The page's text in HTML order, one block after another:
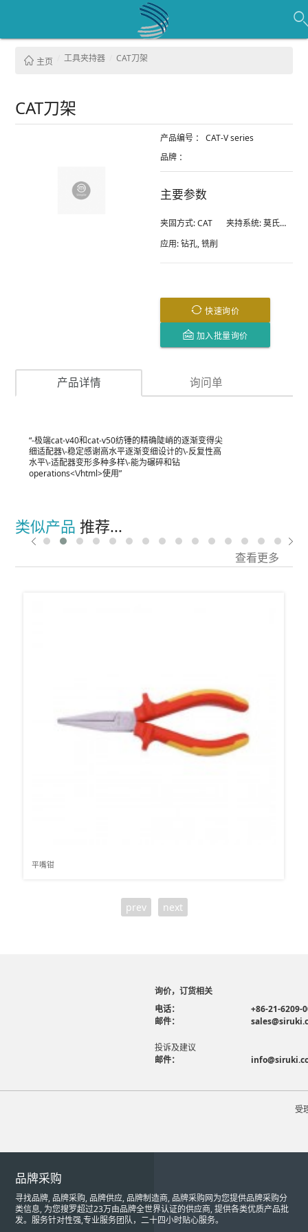
主页 工具夹持器 CAT刀架
CAT刀架
产品编号 ：
CAT-V series
品牌 ：
主要参数
夹固方式:CAT 夹持系统:莫氏锥度
应用:钻孔, 铣削
快速询价
加入批量询价
产品详情 询问单
“-极端cat-v40和cat-v50纺锤的精确陡峭的逐渐变得尖
细适配器\-稳定感谢高水平逐渐变细设计的\-反复性高
水平\-适配器变形多种多样\-能为碾碎和钻
operations<\/html>使用”
类似产品 推荐...
查看更多
平嘴钳
prev next
询价，订货相关
电话：
+86-21-6209-
邮件：
投诉及建议
邮件：
受
品牌采购
寻找品牌, 品牌采购, 品牌供应, 品牌制造商, 品牌采购网为您提供品牌采购分
类信息, 为您搜罗超过23万由品牌全世界认证的供应商, 提供各类优质产品批
发。服务针对性强,专业服务团队，二十四小时贴心服务。